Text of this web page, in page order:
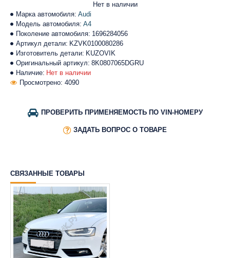
Наличие: Нет в наличии
Марка автомобиля: Audi
Модель автомобиля: A4
Поколение автомобиля: 1696284056
Артикул детали: KZVK0100080286
Изготовитель детали: KUZOVIK
Оригинальный артикул: 8K0807065DGRU
Просмотрено: 4090
Нет в наличии
ПРОВЕРИТЬ ПРИМЕНЯЕМОСТЬ ПО VIN-НОМЕРУ
ЗАДАТЬ ВОПРОС О ТОВАРЕ
СВЯЗАННЫЕ ТОВАРЫ